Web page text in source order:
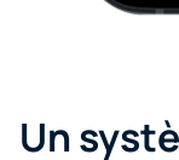
Un